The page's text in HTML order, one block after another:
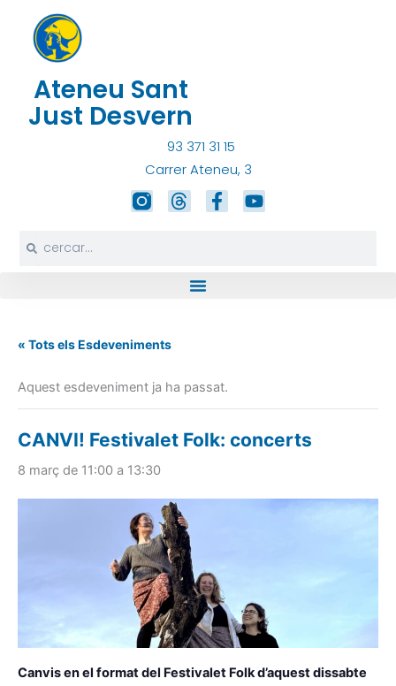
contingut
Ateneu Sant
Just Desvern
93 371 31 15
Carrer Ateneu, 3
T
h
F
a
Y
o
« Tots els Esdeveniments
Aquest esdeveniment ja ha passat.
CANVI! Festivalet Folk: concerts
8 març de 11:00 a 13:30
Canvis en el format del Festivalet Folk d’aquest dissabte